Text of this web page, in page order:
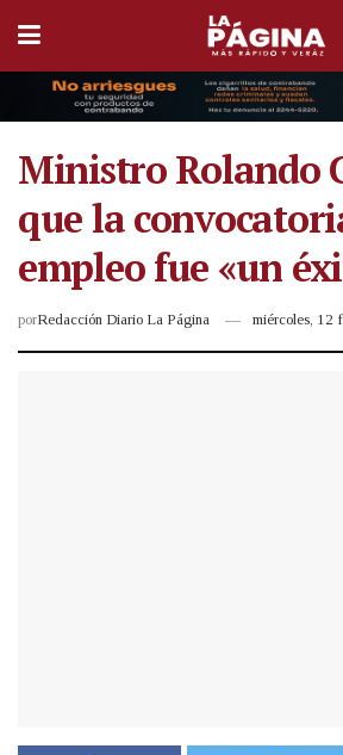
Ministro Rolando
que la
empleo fue «un
porRedacción Diario La Página miércoles, 12